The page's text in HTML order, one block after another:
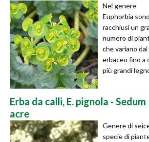
Nel genere
Euphorbia sono
racchiusi un
numero di
che variano
erbaceo fino a
più grandi
Erba da calli, E. pignola - Sedum
acre
Genere di
specie di